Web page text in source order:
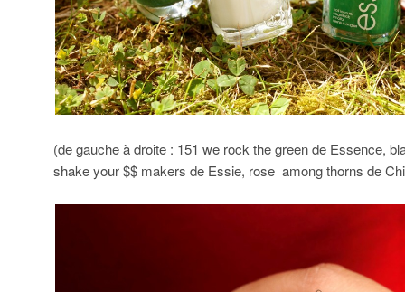
(de gauche à droite : 151 we rock the green de Essence,
shake your $$ makers de Essie, rose among thorns de